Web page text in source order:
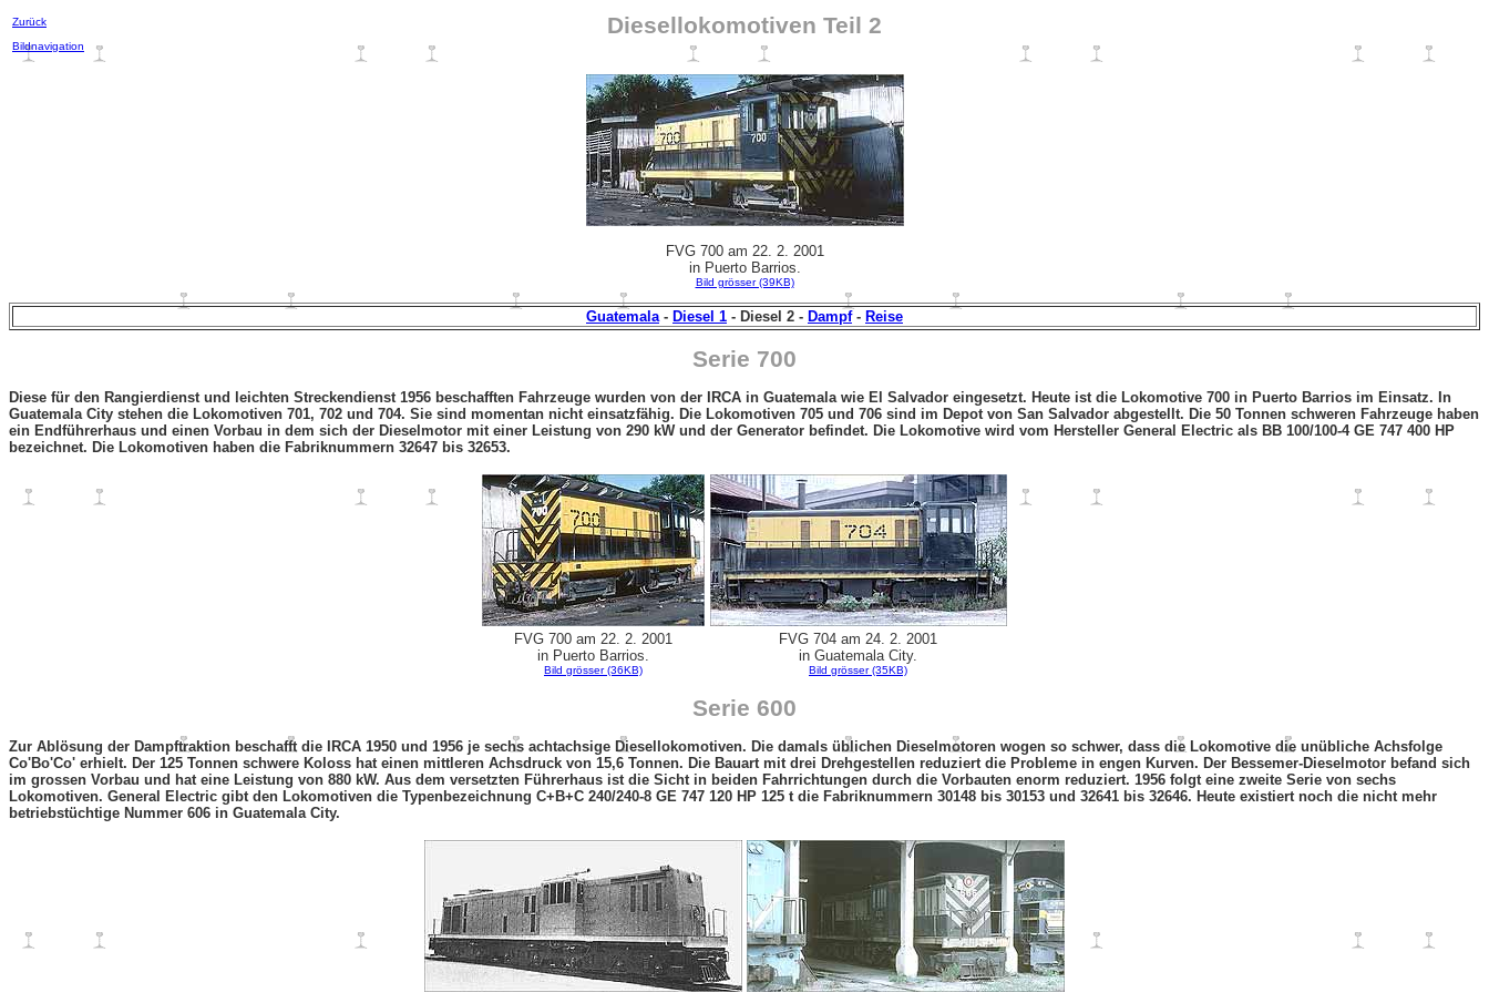
Zurück
Bildnavigation
Diesellokomotiven Teil 2
FVG 700 am 22. 2. 2001
in Puerto Barrios.
Bild grösser (39KB)
Guatemala - Diesel 1 - Diesel 2 - Dampf- Reise
Serie 700
Diese für den Rangierdienst und leichten Streckendienst 1956 beschafften Fahrzeuge wurden von der IRCA in Guatemala wie El Salvador eingesetzt. Heute ist die Lokomotive 700 in Puerto Barrios im Einsatz. In
Guatemala City stehen die Lokomotiven 701, 702 und 704. Sie sind momentan nicht einsatzfähig. Die Lokomotiven 705 und 706 sind im Depot von San Salvador abgestellt. Die 50 Tonnen schweren Fahrzeuge haben
ein Endführerhaus und einen Vorbau in dem sich der Dieselmotor mit einer Leistung von 290 kW und der Generator befindet. Die Lokomotive wird vom Hersteller General Electric als BB 100/100-4 GE 747 400 HP
bezeichnet. Die Lokomotiven haben die Fabriknummern 32647 bis 32653.
FVG 700 am 22. 2. 2001
in Puerto Barrios.
Bild grösser (36KB)
FVG 704 am 24. 2. 2001
in Guatemala City.
Bild grösser (35KB)
Serie 600
Zur Ablösung der Dampftraktion beschafft die IRCA 1950 und 1956 je sechs achtachsige Diesellokomotiven. Die damals üblichen Dieselmotoren wogen so schwer, dass die Lokomotive die unübliche Achsfolge
Co'Bo'Co' erhielt. Der 125 Tonnen schwere Koloss hat einen mittleren Achsdruck von 15,6 Tonnen. Die Bauart mit drei Drehgestellen reduziert die Probleme in engen Kurven. Der Bessemer-Dieselmotor befand sich
im grossen Vorbau und hat eine Leistung von 880 kW. Aus dem versetzten Führerhaus ist die Sicht in beiden Fahrrichtungen durch die Vorbauten enorm reduziert. 1956 folgt eine zweite Serie von sechs
Lokomotiven. General Electric gibt den Lokomotiven die Typenbezeichnung C+B+C 240/240-8 GE 747 120 HP 125 t die Fabriknummern 30148 bis 30153 und 32641 bis 32646. Heute existiert noch die nicht mehr
betriebstüchtige Nummer 606 in Guatemala City.